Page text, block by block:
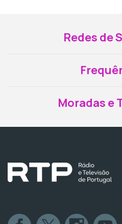
Redes de
Moradas e